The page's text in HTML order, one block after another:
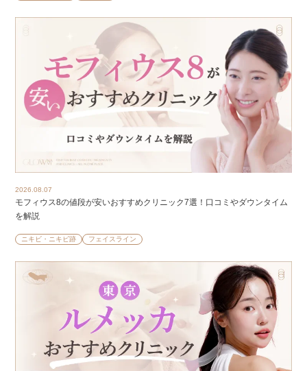
2026.08.07
モフィウス8の値段が安いおすすめクリニック7選！口コミやダウンタイム
を解説
ニキビ・ニキビ跡 フェイスライン